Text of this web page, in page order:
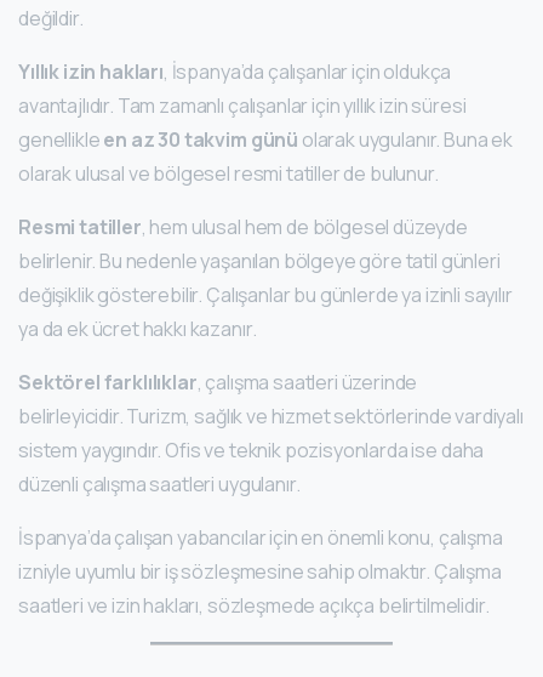
değildir.
Yıllık izin hakları, İspanya’da çalışanlar için oldukça
avantajlıdır. Tam zamanlı çalışanlar için yıllık izin süresi
genellikleen az 30 takvim günü olarak uygulanır. Buna ek
olarak ulusal ve bölgesel resmi tatiller de bulunur.
Resmi tatiller, hem ulusal hem de bölgesel düzeyde
belirlenir. Bu nedenle yaşanılan bölgeye göre tatil günleri
değişiklik gösterebilir. Çalışanlar bu günlerde ya izinli sayılır
ya da ek ücret hakkı kazanır.
Sektörel farklılıklar, çalışma saatleri üzerinde
belirleyicidir. Turizm, sağlık ve hizmet sektörlerinde vardiyalı
sistem yaygındır. Ofis ve teknik pozisyonlarda ise daha
düzenli çalışma saatleri uygulanır.
İspanya’da çalışan yabancılar için en önemli konu, çalışma
izniyle uyumlu bir iş sözleşmesine sahip olmaktır. Çalışma
saatleri ve izin hakları, sözleşmede açıkça belirtilmelidir.